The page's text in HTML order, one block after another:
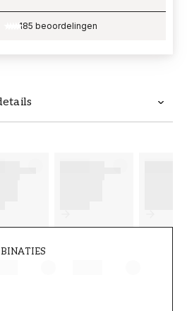
185 beoordelingen